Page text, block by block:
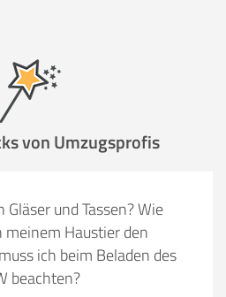
von Umzugsprofis
und Tassen? Wie
meinem Haustier den
ich beim Beladen des
beachten?